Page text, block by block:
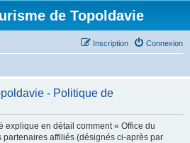
de Topoldavie
Connexion
Inscription
- Politique de
explique en détail comment « Office du
partenaires affiliés (désignés ci-après par